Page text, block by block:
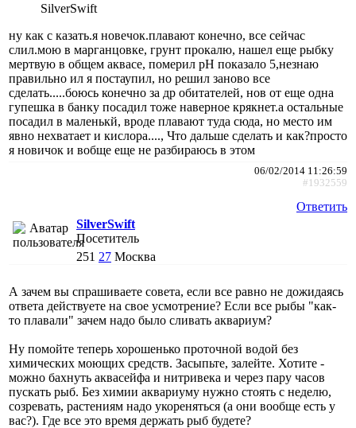
SilverSwift
ну как с казать.я новечок.плавают конечно, все сейчас
слил.мою в марганцовке, грунт прокалю, нашел еще рыбку
мертвую в общем аквасе, померил pH показало 5,незнаю
правильно ил я постаупил, но решил заново все
сделать.....боюсь конечно за др обитателей, нов от еще одна
гупешка в банку посадил тоже наверное крякнет.а остальные
посадил в маленькй, вроде плавают туда сюда, но место им
явно нехватает и кислора...., Что дальше сделать и как?просто
я новичок и вобще еще не разбираюсь в этом
06/02/2014 11:26:59
#1932559
Ответить
SilverSwift
Посетитель
251 27 Москва
А зачем вы спрашиваете совета, если все равно не дожидаясь
ответа действуете на свое усмотрение? Если все рыбы "как-
то плавали" зачем надо было сливать аквариум?
Ну помойте теперь хорошенько проточной водой без
химических моющих средств. Засыпьте, залейте. Хотите -
можно бахнуть аквасейфа и нитривека и через пару часов
пускать рыб. Без химии аквариуму нужно стоять с неделю,
созревать, растениям надо укореняться (а они вообще есть у
вас?). Где все это время держать рыб будете?